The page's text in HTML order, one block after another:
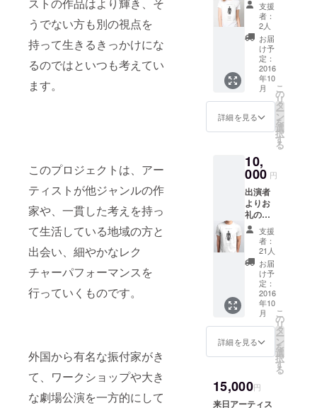
ストの作品はより輝き、そ
うでない方も別の視点を
持って生きるきっかけにな
るのではといつも考えてい
ます。
このプロジェクトは、アー
ティストが他ジャンルの作
家や、一貫した考えを持っ
て生活している地域の方と
出会い、細やかなレク
チャーパフォーマンスを
行っていくものです。
外国から有名な振付家がき
て、ワークショップや大き
な劇場公演を一方的にして
るゆるやか
なつながり
の場、オー
ビタルリン
クをスター
2001年から
りから離
れ、ブラジ
ルの格闘技
カポエィラ
に取り組
む。
2004年、パ
リに移住。
フランスの
アート集団
URBAとのメ
ディアアー
ト作
品”ASPECTS
援助を受
（中沢
レイよ
り）
webに
お名前
掲載
（希望
の方）
spoonin
g!!ツ
アー・
オリジ
シャツ
今回の
ツアー
のド
ローイ
ングを
デザイ
ンしたT
シャツ
をプレ
ゼント
しま
す。
（写真
はサン
プルで
す）
支援
者：
2人
お届
け予
定：
2016
年10
月
詳細を見る
こ
の
リ
タ
ー
ン
を
選
択
す
る
10,
000 円
出演者
よりお
礼の
メール
（中沢
レイよ
り）
webに
希望の
名義で
お名前
掲載
（希望
の方）
今回の
ツアー
に用意
しパッ
支援
者：
21人
お届
け予
定：
2016
年10
月
詳細を見る
こ
の
リ
タ
ー
ン
を
選
択
す
る
15,000円
来日アーティス